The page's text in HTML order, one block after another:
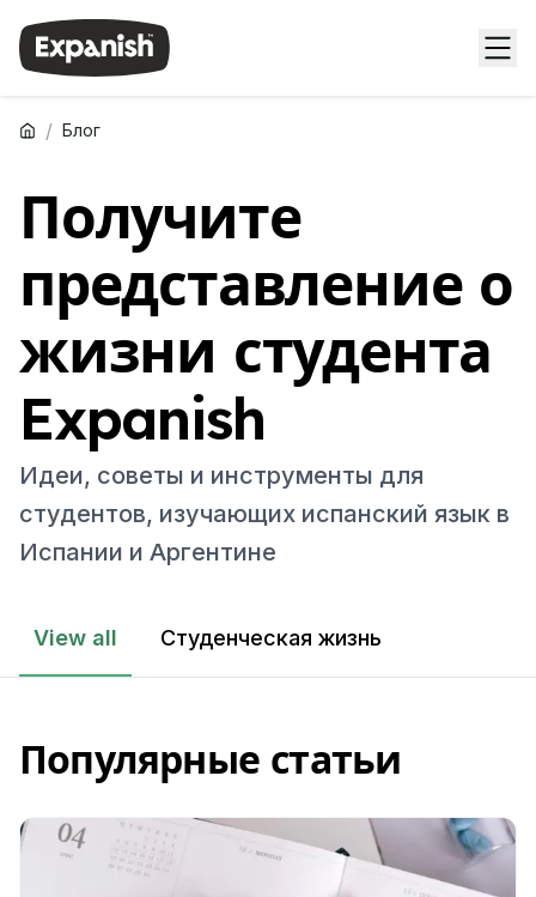
/ Блог
Получите
представление о
жизни студента
Expanish
Идеи, советы и инструменты для
студентов, изучающих испанский язык в
Испании и Аргентине
View all Студенческая жизнь
Популярные статьи